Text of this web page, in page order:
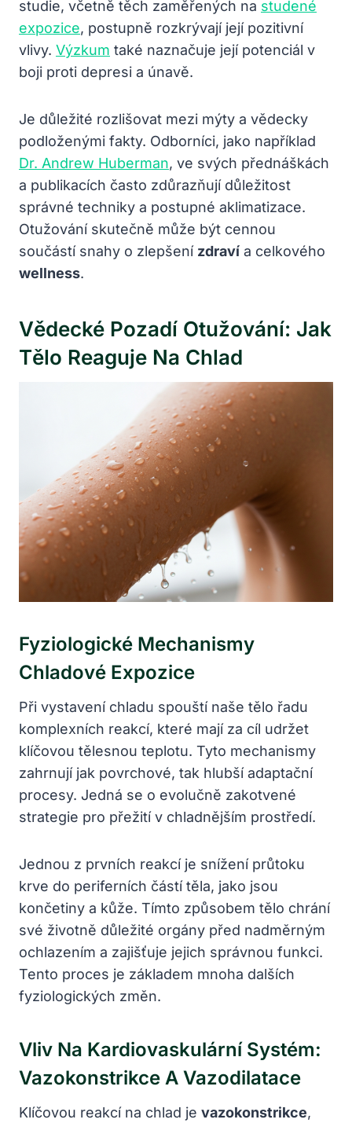
studie, včetně těch zaměřených na studené
expozice, postupně rozkrývají její pozitivní
vlivy. Výzkum také naznačuje její potenciál v
boji proti depresi a únavě.
Je důležité rozlišovat mezi mýty a vědecky
podloženými fakty. Odborníci, jako například
Dr. Andrew Huberman, ve svých přednáškách
a publikacích často zdůrazňují důležitost
správné techniky a postupné aklimatizace.
Otužování skutečně může být cennou
součástí snahy o zlepšení zdraví a celkového
wellness.
Vědecké Pozadí Otužování: Jak
Tělo Reaguje Na Chlad
Fyziologické Mechanismy
Chladové Expozice
Při vystavení chladu spouští naše tělo řadu
komplexních reakcí, které mají za cíl udržet
klíčovou tělesnou teplotu. Tyto mechanismy
zahrnují jak povrchové, tak hlubší adaptační
procesy. Jedná se o evolučně zakotvené
strategie pro přežití v chladnějším prostředí.
Jednou z prvních reakcí je snížení průtoku
krve do periferních částí těla, jako jsou
končetiny a kůže. Tímto způsobem tělo chrání
své životně důležité orgány před nadměrným
ochlazením a zajišťuje jejich správnou funkci.
Tento proces je základem mnoha dalších
fyziologických změn.
Vliv Na Kardiovaskulární Systém:
Vazokonstrikce A Vazodilatace
Klíčovou reakcí na chlad je vazokonstrikce,